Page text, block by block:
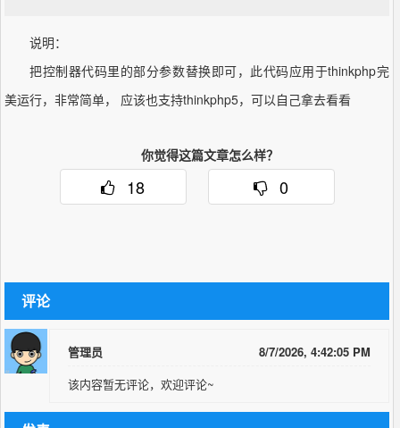
说明：
把控制器代码里的部分参数替换即可，此代码应用于thinkphp完
美运行，非常简单， 应该也支持thinkphp5，可以自己拿去看看
你觉得这篇文章怎么样？
18 0
评论
8/7/2026, 4:42:05 PM
管理员
该内容暂无评论，欢迎评论~